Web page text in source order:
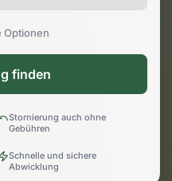
Optionen
finden
Stornierung auch ohne
Gebühren
Schnelle und sichere
Abwicklung